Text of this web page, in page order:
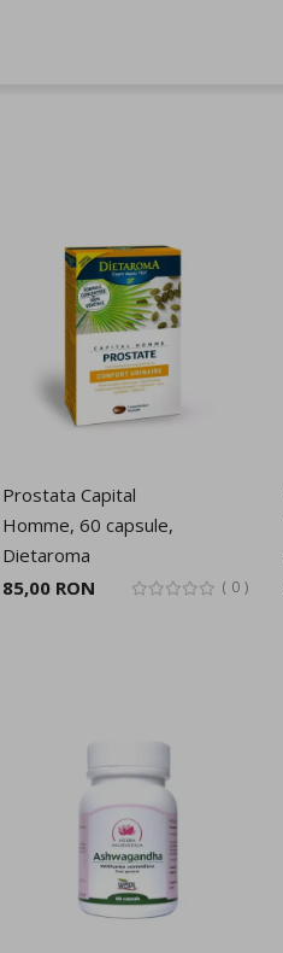
Prostata Capital
Homme, 60 capsule,
Dietaroma
0
85,00 RON